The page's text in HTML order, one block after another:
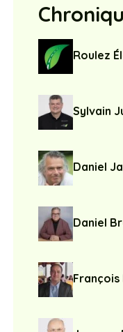
Roulez
Sylvain
Daniel
Daniel
François